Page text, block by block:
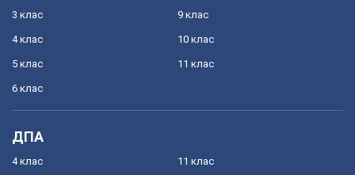
3 клас
4 клас
5 клас
6 клас
9 клас
10 клас
11 клас
ДПА
4 клас 11 клас